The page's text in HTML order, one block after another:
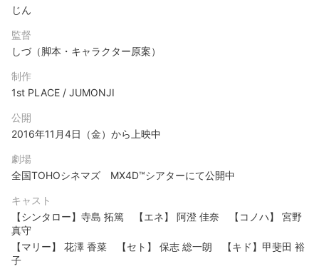
じん
監督
しづ（脚本・キャラクター原案）
制作
1st PLACE / JUMONJI
公開
2016年11月4日（金）から上映中
劇場
全国TOHOシネマズ MX4D™シアターにて公開中
キャスト
【シンタロー】寺島 拓篤 【エネ】 阿澄 佳奈 【コノハ】 宮野
真守
【マリー】 花澤 香菜 【セト】 保志 総一朗 【キド】甲斐田 裕
子